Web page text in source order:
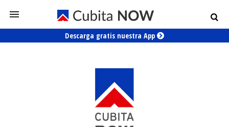
Descarga gratis nuestra App